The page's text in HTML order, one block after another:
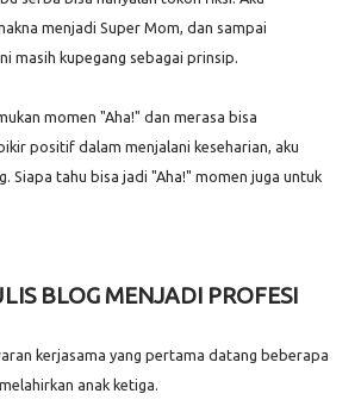
menjadi Super Mom, dan sampai
masih kupegang sebagai prinsip.
momen "Aha!" dan merasa bisa
positif dalam menjalani keseharian, aku
Siapa tahu bisa jadi "Aha!" momen juga untuk
BLOG MENJADI PROFESI
kerjasama yang pertama datang beberapa
anak ketiga.